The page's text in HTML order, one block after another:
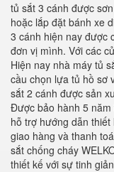
tủ sắt 3 cánh được
hoặc lắp đặt bánh xe
3 cánh hiện nay được
đơn vị mình. Với các
Hiện nay nhà máy tủ
cầu chọn lựa tủ hồ sơ
sắt 2 cánh được sản
Được bảo hành 5
hỗ trợ hướng dẫn
giao hàng và thanh
sắt chống cháy
thiết kế với sự tinh